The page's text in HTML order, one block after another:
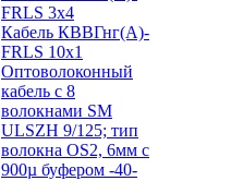
FRLS 3х4
Кабель КВВГнг(А)-
FRLS 10х1
Оптоволоконный
кабель с 8
волокнами SM
ULSZH 9/125; тип
волокна OS2, 6мм с
900µ буфером -40-